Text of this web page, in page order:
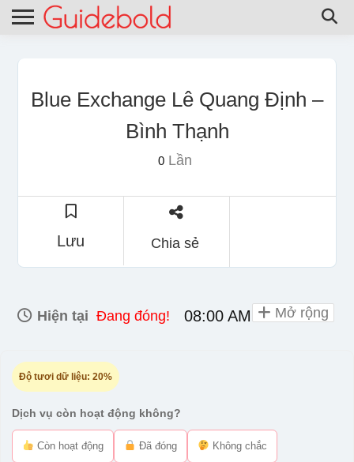
Blue Exchange Lê Quang Định –
Bình Thạnh
0Lần
Lưu Chia sẻ
Hiện tại Đang đóng! 08:00 AM - 10:00 PM
Độ tươi dữ liệu: 20%
Dịch vụ còn hoạt động không?
Còn hoạt động Đã đóng Không chắc
Mở rộng